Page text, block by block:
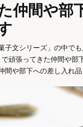
仲間や部
子文シリーズ」の中で
頑張ってきた仲間や
間や部下への差し入れ